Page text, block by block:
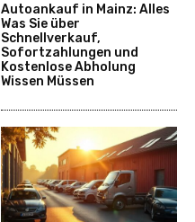
Autoankauf in Mainz: Alles
Was Sie über
Schnellverkauf,
Sofortzahlungen und
Kostenlose Abholung
Wissen Müssen